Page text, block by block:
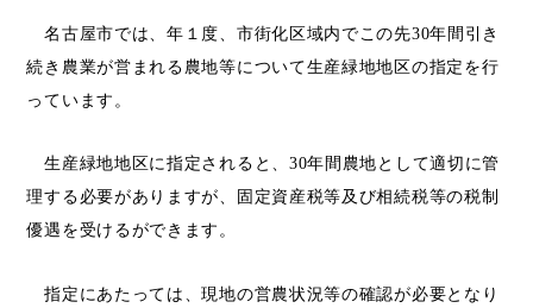
名古屋市では、年１度、市街化区域内でこの先30年間引き
続き農業が営まれる農地等について生産緑地地区の指定を行
っています。
生産緑地地区に指定されると、30年間農地として適切に管
理する必要がありますが、固定資産税等及び相続税等の税制
優遇を受けるができます。
指定にあたっては、現地の営農状況等の確認が必要となり